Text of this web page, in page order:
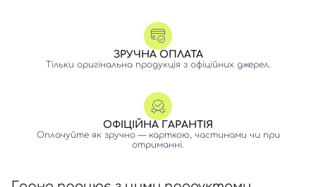
ЗРУЧНА ОПЛАТА
Тільки оригінальна продукція з офіційних джерел.
ОФІЦІЙНА ГАРАНТІЯ
Оплачуйте як зручно — карткою, частинами чи при
отриманні.